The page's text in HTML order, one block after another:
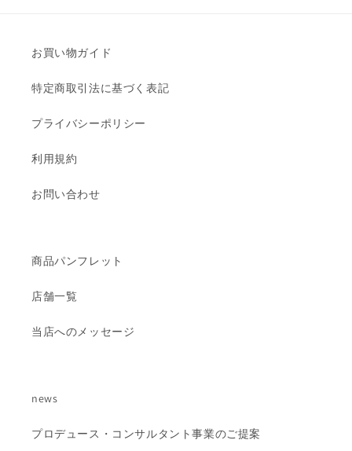
お買い物ガイド
特定商取引法に基づく表記
プライバシーポリシー
利用規約
お問い合わせ
商品パンフレット
店舗一覧
当店へのメッセージ
news
プロデュース・コンサルタント事業のご提案